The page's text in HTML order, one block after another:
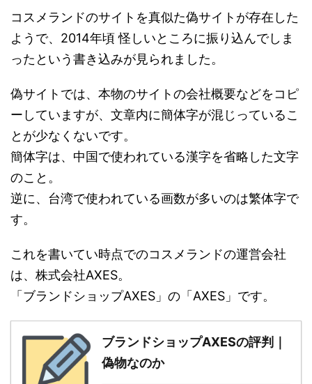
コスメランドのサイトを真似た偽サイトが存在した
ようで、2014年頃 怪しいところに振り込んでしま
ったという書き込みが見られました。
偽サイトでは、本物のサイトの会社概要などをコピ
ーしていますが、文章内に簡体字が混じっているこ
とが少なくないです。
簡体字は、中国で使われている漢字を省略した文字
のこと。
逆に、台湾で使われている画数が多いのは繁体字で
す。
これを書いてい時点でのコスメランドの運営会社
は、株式会社AXES。
「ブランドショップAXES」の「AXES」です。
ブランドショップAXESの評判｜
偽物なのか